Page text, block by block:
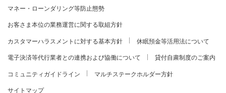
マネー・ローンダリング等防止態勢
お客さま本位の業務運営に関する取組方針
カスタマーハラスメントに対する基本方針 休眠預金等活用法について
電子決済等代行業者との連携および協働について 貸付自粛制度のご案内
コミュニティガイドライン マルチステークホルダー方針
サイトマップ